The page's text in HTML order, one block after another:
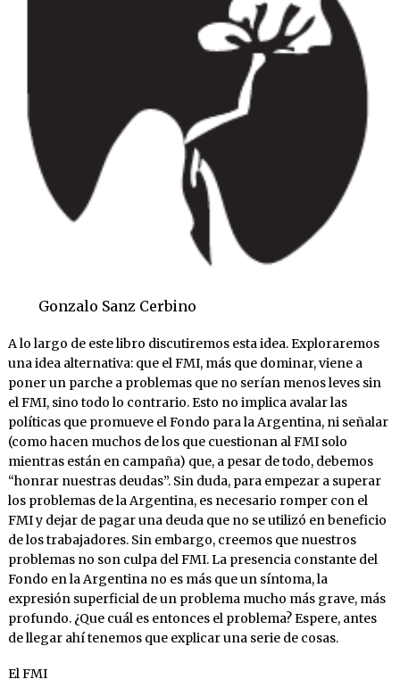
Gonzalo Sanz Cerbino
A lo largo de este libro discutiremos esta idea. Exploraremos
una idea alternativa: que el FMI, más que dominar, viene a
poner un parche a problemas que no serían menos leves sin
el FMI, sino todo lo contrario. Esto no implica avalar las
políticas que promueve el Fondo para la Argentina, ni señalar
(como hacen muchos de los que cuestionan al FMI solo
mientras están en campaña) que, a pesar de todo, debemos
“honrar nuestras deudas”. Sin duda, para empezar a superar
los problemas de la Argentina, es necesario romper con el
FMI y dejar de pagar una deuda que no se utilizó en beneficio
de los trabajadores. Sin embargo, creemos que nuestros
problemas no son culpa del FMI. La presencia constante del
Fondo en la Argentina no es más que un síntoma, la
expresión superficial de un problema mucho más grave, más
profundo. ¿Que cuál es entonces el problema? Espere, antes
de llegar ahí tenemos que explicar una serie de cosas.
El FMI